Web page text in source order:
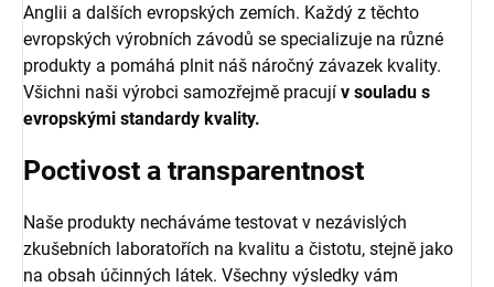
Anglii a dalších evropských zemích. Každý z těchto
evropských výrobních závodů se specializuje na různé
produkty a pomáhá plnit náš náročný závazek kvality.
Všichni naši výrobci samozřejmě pracují v souladu s
evropskými standardy kvality.
Poctivost a transparentnost
Naše produkty necháváme testovat v nezávislých
zkušebních laboratořích na kvalitu a čistotu, stejně jako
na obsah účinných látek. Všechny výsledky vám